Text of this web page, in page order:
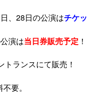
、28日の公演はチケッ
演は当日券販売予定 ！
ランスにて販売！
要。